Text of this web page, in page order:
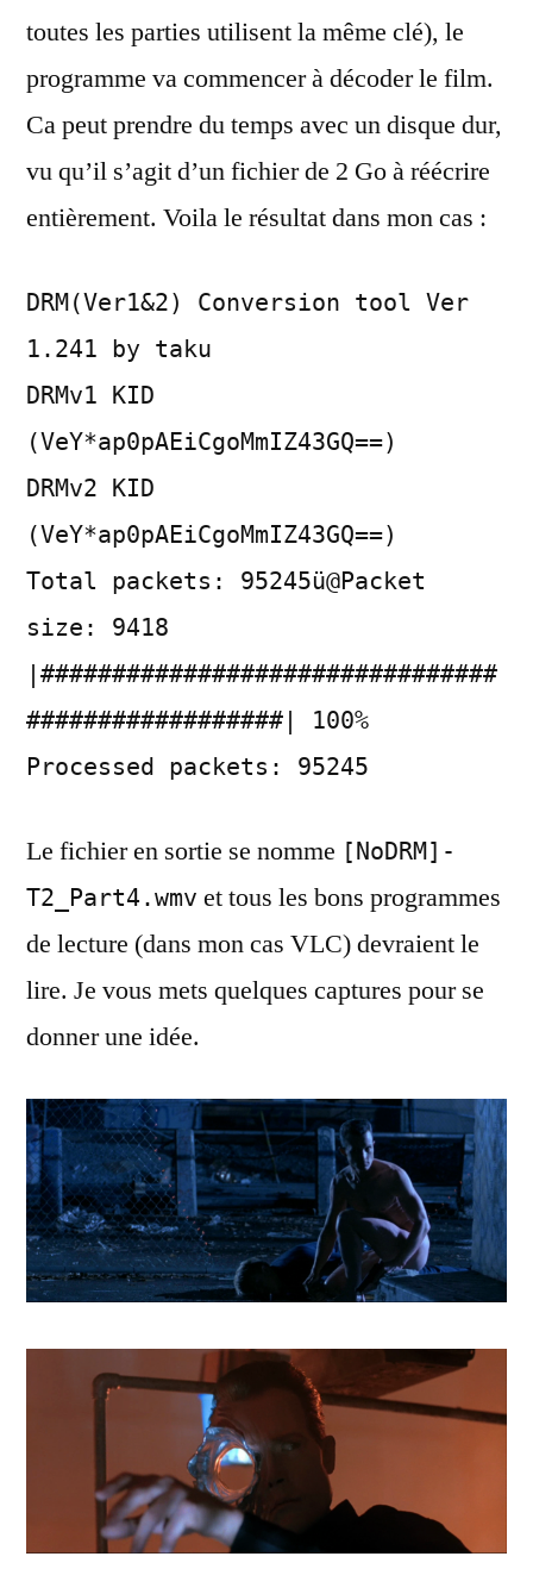
toutes les parties utilisent la même clé), le
programme va commencer à décoder le film.
Ca peut prendre du temps avec un disque dur,
vu qu’il s’agit d’un fichier de 2 Go à réécrire
entièrement. Voila le résultat dans mon cas :
DRM(Ver1&2) Conversion tool Ver
1.241 by taku
DRMv1 KID
(VeY*ap0pAEiCgoMmIZ43GQ==)
DRMv2 KID
(VeY*ap0pAEiCgoMmIZ43GQ==)
Total packets: 95245ü@Packet
size: 9418
|################################
##################| 100%
Processed packets: 95245
Le fichier en sortie se nomme [NoDRM]-
T2_Part4.wmv et tous les bons programmes
de lecture (dans mon cas VLC) devraient le
lire. Je vous mets quelques captures pour se
donner une idée.